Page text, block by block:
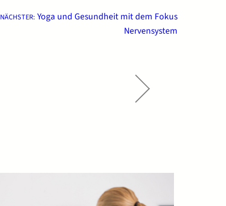
NÄCHSTER: Yoga und Gesundheit mit dem Fokus
Nervensystem
→